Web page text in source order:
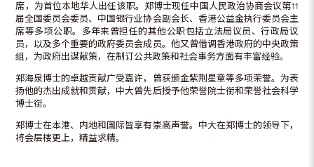
席，为首位本地华人出任该职。郑博士现任中国人民政治协商会议第11
届全国委员会委员、中国银行业协会副会长、香港公益金执行委员会主
席等多项公职。多年来曾担任的其他公职包括立法局议员、行政局议
员，以及多个重要的政府委员会成员。他又曾借调香港政府的中央政策
组，为政府出谋献策，在制订公共政策和社会事务方面有丰富经验。
郑海泉博士的卓越贡献广受嘉许，曾获颁金紫荆星章等多项荣誉。为表
扬他的杰出成就和贡献，中大曾先后授予他荣誉院士衔和荣誉社会科学
博士衔。
郑博士在本港、内地和国际皆享有崇高声誉。中大在郑博士的领导下，
将会层楼更上，精益求精。